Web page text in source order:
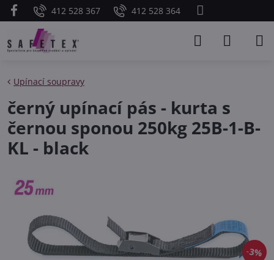
412 528 367 412 528 364
3%
Upínací soupravy
černý upínací pás - kurta s
černou sponou 250kg 25B-1-B-
KL - black